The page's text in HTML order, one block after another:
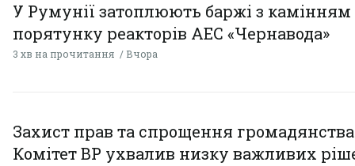
У Румунії затоплюють баржі з
порятунку реакторів АЕС «Чернавода»
3 хв на прочитання Вчора
Захист прав та спрощення
Комітет ВР ухвалив низку важливих